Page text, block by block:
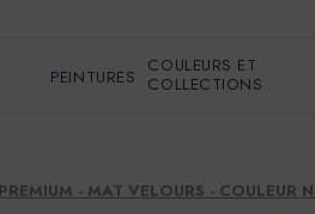
PEINTURES
COULEURS ET
COLLECTIONS
- MAT VELOURS - COULEUR